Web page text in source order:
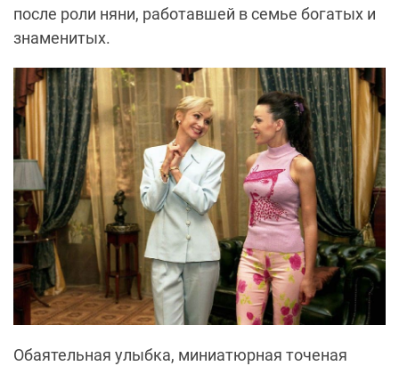
после роли няни, работавшей в семье богатых и
знаменитых.
Обаятельная улыбка, миниатюрная точеная